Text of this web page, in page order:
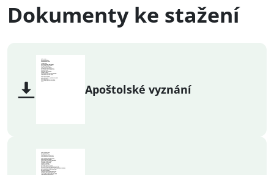
Dokumenty ke stažení
Apoštolské vyznání